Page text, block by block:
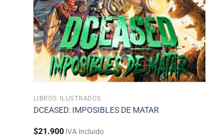
LIBROS ILUSTRADOS
DCEASED: IMPOSIBLES DE MATAR
$21.900 IVA incluido